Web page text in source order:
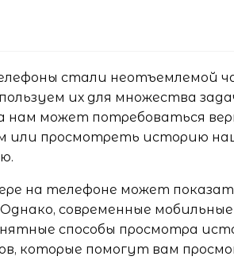
стали неотъемлемой
их для множества
может потребоваться
просмотреть историю
на телефоне может
современные
способы просмотра
которые помогут вам